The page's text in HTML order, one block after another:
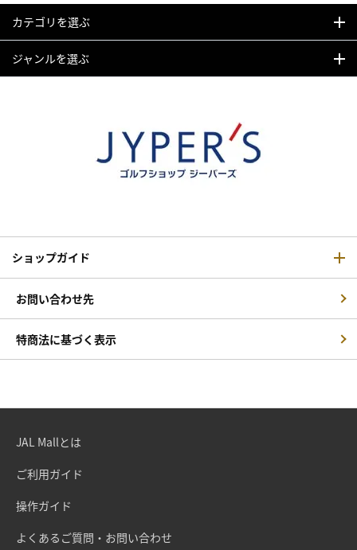
カテゴリを選ぶ
ジャンルを選ぶ
ショップガイド
お問い合わせ先
特商法に基づく表示
JAL Mallとは
ご利用ガイド
操作ガイド
よくあるご質問・お問い合わせ